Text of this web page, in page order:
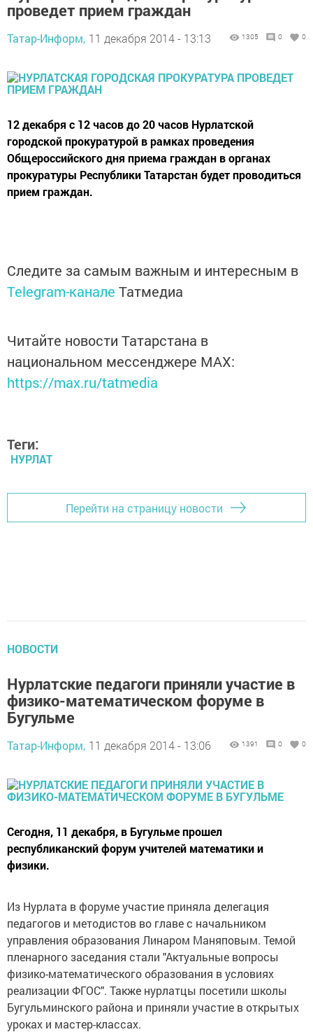
проведет прием граждан
Татар-Информ, 11 декабря 2014 - 13:13 1305 0 0
12 декабря с 12 часов до 20 часов Нурлатской
городской прокуратурой в рамках проведения
Общероссийского дня приема граждан в органах
прокуратуры Республики Татарстан будет проводиться
прием граждан.
Следите за самым важным и интересным в
Telegram-канале Татмедиа
Читайте новости Татарстана в
национальном мессенджере MАХ:
https://max.ru/tatmedia
Теги:
НУРЛАТ
Перейти на страницу новости
НОВОСТИ
Нурлатские педагоги приняли участие в
физико-математическом форуме в
Бугульме
Татар-Информ, 11 декабря 2014 - 13:06 1391 0 0
Сегодня, 11 декабря, в Бугульме прошел
республиканский форум учителей математики и
физики.
Из Нурлата в форуме участие приняла делегация
педагогов и методистов во главе с начальником
управления образования Линаром Маняповым. Темой
пленарного заседания стали "Актуальные вопросы
физико-математического образования в условиях
реализации ФГОС". Также нурлатцы посетили школы
Бугульминского района и приняли участие в открытых
уроках и мастер-классах.